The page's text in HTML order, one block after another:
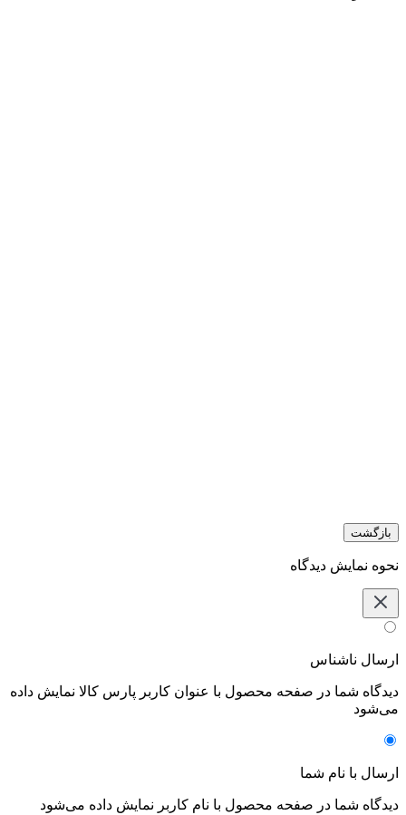
بازگشت
نحوه نمایش دیدگاه‌
ارسال ناشناس
دیدگاه شما در صفحه محصول با عنوان کاربر پارس کالا نمایش داده
می‌شود
ارسال با نام شما
دیدگاه شما در صفحه محصول با نام کاربر نمایش داده می‌شود